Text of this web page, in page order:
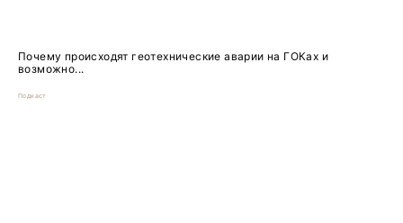
Почему происходят геотехнические аварии на ГОКах и
возможно...
Подкаст